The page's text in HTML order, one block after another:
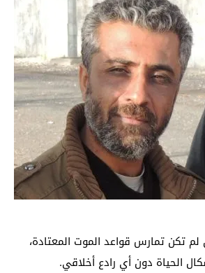
تكن تمارس قواعد الموت المعتادة،
الحياة دون أي رادع أخلاقي.